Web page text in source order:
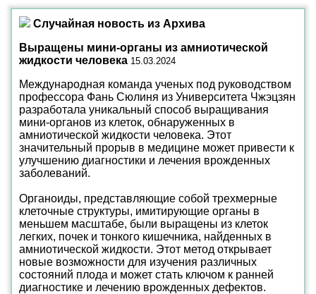
Случайная новость из Архива
Выращены мини-органы из амниотической
жидкости человека 15.03.2024
Международная команда ученых под руководством
профессора Фань Сюлиня из Университета Чжэцзян
разработала уникальный способ выращивания
мини-органов из клеток, обнаруженных в
амниотической жидкости человека. Этот
значительный прорыв в медицине может привести к
улучшению диагностики и лечения врожденных
заболеваний.
Органоиды, представляющие собой трехмерные
клеточные структуры, имитирующие органы в
меньшем масштабе, были выращены из клеток
легких, почек и тонкого кишечника, найденных в
амниотической жидкости. Этот метод открывает
новые возможности для изучения различных
состояний плода и может стать ключом к ранней
диагностике и лечению врожденных дефектов.